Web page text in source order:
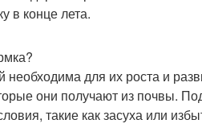
в конце лета.
необходима для их роста и
они получают из почвы.
такие как засуха или